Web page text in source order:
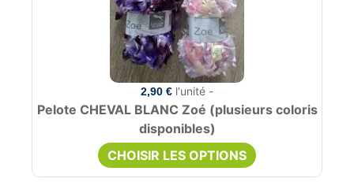
2,90 € l'unité -
Pelote CHEVAL BLANC Zoé (plusieurs coloris
disponibles)
CHOISIR LES OPTIONS